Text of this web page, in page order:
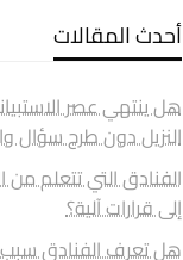
أحدث المقالات
هل ينتهي عصر
النزيل دون طرح سؤال
الفنادق التي تتعلم
إلى قرارات آلية؟
هل تعرف الفنادق سبب